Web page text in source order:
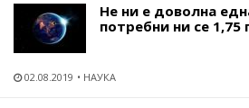
Не ни е доволна
потребни ни се 1,75
02.08.2019 НАУКА